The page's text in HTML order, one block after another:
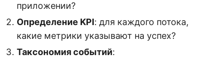
приложении?
Определение KPI: для каждого потока,
какие метрики указывают на успех?
Таксономия событий: